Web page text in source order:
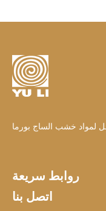
لمواد خشب الساج بورما
روابط سريعة
اتصل بنا